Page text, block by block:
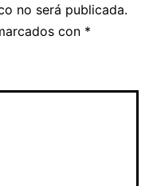
no será publicada.
con *